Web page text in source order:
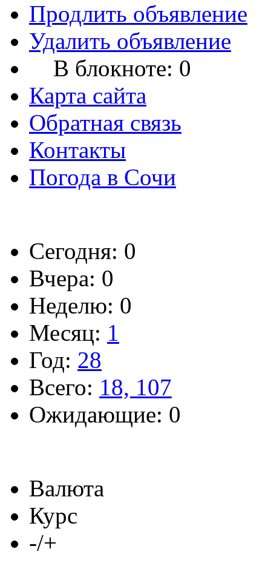
Продлить объявление
Удалить объявление
В блокноте: 0
Карта сайта
Обратная связь
Контакты
Погода в Сочи
Сегодня: 0
Вчера: 0
Неделю: 0
Месяц: 1
Год: 28
Всего: 18, 107
Ожидающие: 0
Валюта
Курс
-/+